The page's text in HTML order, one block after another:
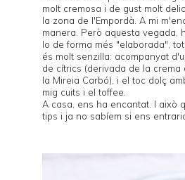
molt cremosa i de gust molt
la zona de l'Empordà. A mi
manera. Però aquesta vegada,
lo de forma més "elaborada",
és molt senzilla: acompanyat
de cítrics (derivada de la crema
la Mireia Carbó), i el toc dolç
mig cuits i el toffee.
A casa, ens ha encantat. I això
tips i ja no sabíem si ens